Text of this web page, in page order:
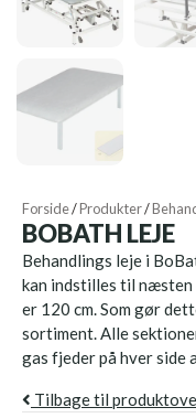
Forside/Produkter/
BOBATH LEJE
Behandlings leje i
kan indstilles til
er 120 cm. Som gør
sortiment. Alle
gas fjeder på hver side
Tilbage til